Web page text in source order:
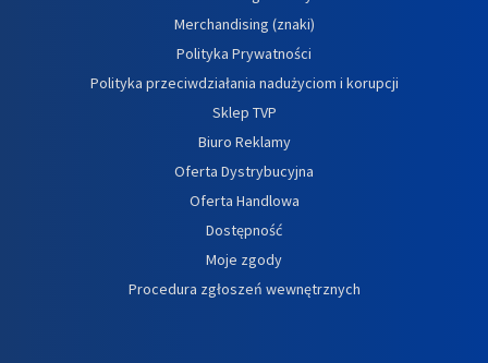
Merchandising (znaki)
Polityka Prywatności
Polityka przeciwdziałania nadużyciom i korupcji
Sklep TVP
Biuro Reklamy
Oferta Dystrybucyjna
Oferta Handlowa
Dostępność
Moje zgody
Procedura zgłoszeń wewnętrznych